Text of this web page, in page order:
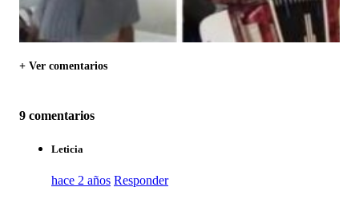
+ Ver comentarios
9 comentarios
Leticia
hace 2 años Responder